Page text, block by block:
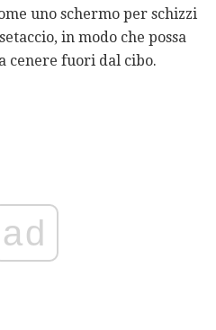
uno schermo per schizzi
in modo che possa
cenere fuori dal cibo.
ad